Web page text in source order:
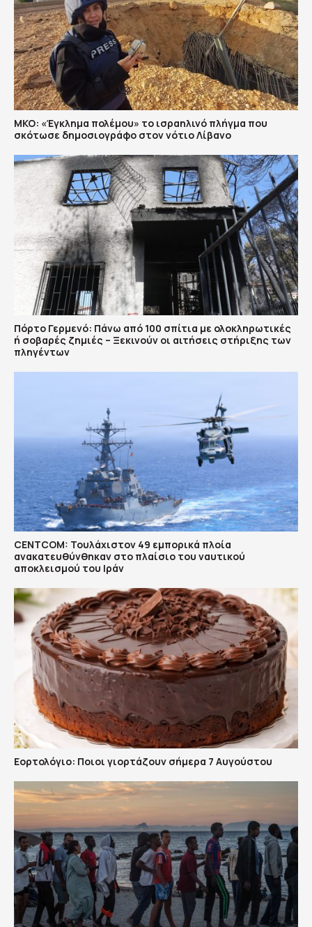
ΜΚΟ: «Έγκλημα πολέμου» το ισραηλινό πλήγμα που
σκότωσε δημοσιογράφο στον νότιο Λίβανο
Πόρτο Γερμενό: Πάνω από 100 σπίτια με ολοκληρωτικές
ή σοβαρές ζημιές – Ξεκινούν οι αιτήσεις στήριξης των
πληγέντων
CENTCOM: Τουλάχιστον 49 εμπορικά πλοία
ανακατευθύνθηκαν στο πλαίσιο του ναυτικού
αποκλεισμού του Ιράν
Εορτολόγιο: Ποιοι γιορτάζουν σήμερα 7 Αυγούστου